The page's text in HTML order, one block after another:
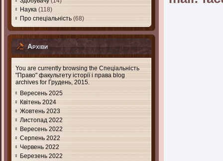
Наука (118)
Про спеціальність (68)
Архіви
You are currently browsing the Спеціальність
"Право" факультету історії і права blog
archives for Грудень, 2015.
Вересень 2025
Квітень 2024
Жовтень 2023
Листопад 2022
Вересень 2022
Серпень 2022
Червень 2022
Березень 2022